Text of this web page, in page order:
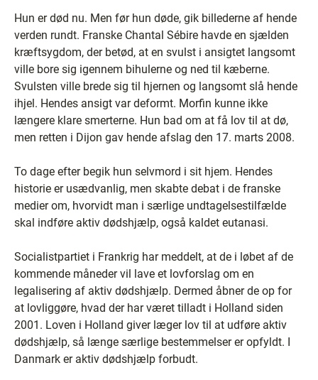
Hun er død nu. Men før hun døde, gik billederne af hende
verden rundt. Franske Chantal Sébire havde en sjælden
kræftsygdom, der betød, at en svulst i ansigtet langsomt
ville bore sig igennem bihulerne og ned til kæberne.
Svulsten ville brede sig til hjernen og langsomt slå hende
ihjel. Hendes ansigt var deformt. Morfin kunne ikke
længere klare smerterne. Hun bad om at få lov til at dø,
men retten i Dijon gav hende afslag den 17. marts 2008.
To dage efter begik hun selvmord i sit hjem. Hendes
historie er usædvanlig, men skabte debat i de franske
medier om, hvorvidt man i særlige undtagelsestilfælde
skal indføre aktiv dødshjælp, også kaldet eutanasi.
Socialistpartiet i Frankrig har meddelt, at de i løbet af de
kommende måneder vil lave et lovforslag om en
legalisering af aktiv dødshjælp. Dermed åbner de op for
at lovliggøre, hvad der har været tilladt i Holland siden
2001. Loven i Holland giver læger lov til at udføre aktiv
dødshjælp, så længe særlige bestemmelser er opfyldt. I
Danmark er aktiv dødshjælp forbudt.